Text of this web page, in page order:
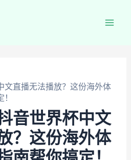
文直播无法播放？这份海外体
音世界杯中文
？这份海外体